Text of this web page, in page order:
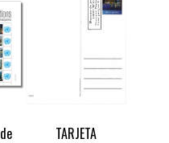
TARJETA